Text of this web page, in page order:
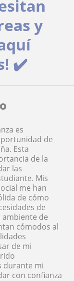
y
✔️
es
de
Esta
de la
las
Mis
me han
de cómo
de
de
cómodos al
de mi
durante mi
con confianza